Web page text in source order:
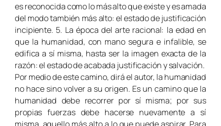
es reconocida como lo más alto que existe y es amada
del modo también más alto: el estado de justificación
incipiente. 5. La época del arte racional: la edad en
que la humanidad, con mano segura e infalible, se
edifica a sí misma, hasta ser la imagen exacta de la
razón: el estado de acabada justificación y salvación.
Por medio de este camino, dirá el autor, la humanidad
no hace sino volver a su origen. Es un camino que la
humanidad debe recorrer por sí misma; por sus
propias fuerzas debe hacerse nuevamente a sí